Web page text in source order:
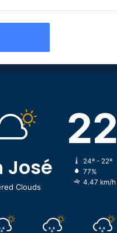
José
Clouds
22
24º - 22º
77%
4.47 km/h